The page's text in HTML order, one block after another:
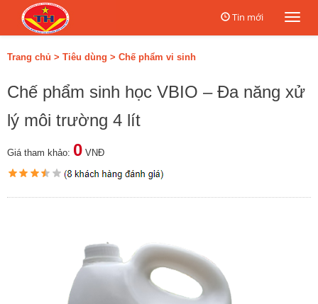
Tin mới
Trang chủ > Tiêu dùng > Chế phẩm vi sinh
Chế phẩm sinh học VBIO – Đa năng xử
lý môi trường 4 lít
Giá tham khảo: 0 VNĐ